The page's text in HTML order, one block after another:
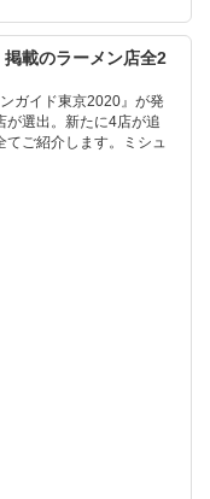
掲載のラーメン店全2
ガイド東京2020』が発
が選出。新たに4店が追
ご紹介します。ミシュ